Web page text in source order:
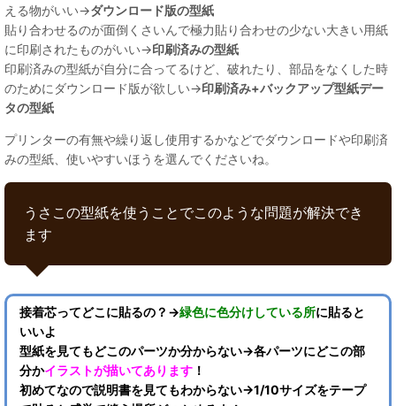
える物がいい→ダウンロード版の型紙
貼り合わせるのが面倒くさいんで極力貼り合わせの少ない大きい用紙
に印刷されたものがいい→印刷済みの型紙
印刷済みの型紙が自分に合ってるけど、破れたり、部品をなくした時
のためにダウンロード版が欲しい→印刷済み+バックアップ型紙デー
タの型紙
プリンターの有無や繰り返し使用するかなどでダウンロードや印刷済
みの型紙、使いやすいほうを選んでくださいね。
うさこの型紙を使うことでこのような問題が解決でき
ます
接着芯ってどこに貼るの？→緑色に色分けしている所に貼ると
いいよ
型紙を見てもどこのパーツか分からない→各パーツにどこの部
分かイラストが描いてあります ！
初めてなので説明書を見てもわからない→1/10サイズをテープ